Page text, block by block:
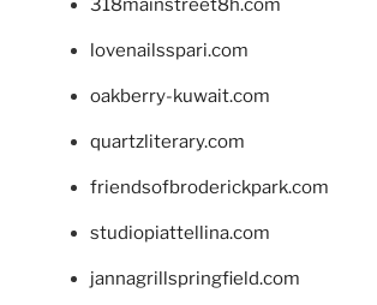
318mainstreet8h.com
lovenailsspari.com
oakberry-kuwait.com
quartzliterary.com
friendsofbroderickpark.com
studiopiattellina.com
jannagrillspringfield.com